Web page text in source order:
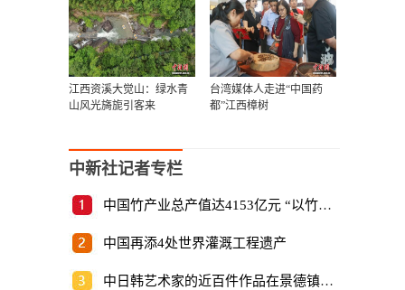
江西资溪大觉山：绿水青
山风光旖旎引客来
台湾媒体人走进“中国药
都”江西樟树
中新社记者专栏
中国竹产业总产值达4153亿元 “以竹代塑”倡
中国再添4处世界灌溉工程遗产
中日韩艺术家的近百件作品在景德镇展出